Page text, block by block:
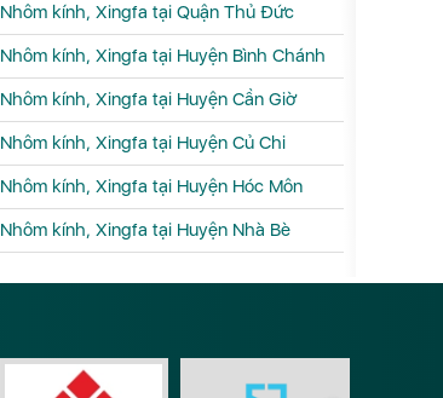
Nhôm kính, Xingfa tại Quận Thủ Đức
Nhôm kính, Xingfa tại Huyện Bình Chánh
Nhôm kính, Xingfa tại Huyện Cần Giờ
Nhôm kính, Xingfa tại Huyện Củ Chi
Nhôm kính, Xingfa tại Huyện Hóc Môn
Nhôm kính, Xingfa tại Huyện Nhà Bè